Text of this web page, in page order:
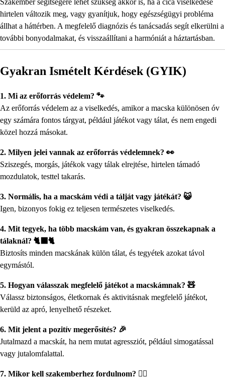
Szakember segítségére lehet szükség akkor is, ha a cica viselkedése
hirtelen változik meg, vagy gyanítjuk, hogy egészségügyi probléma
állhat a háttérben. A megfelelő diagnózis és tanácsadás segít elkerülni a
további bonyodalmakat, és visszaállítani a harmóniát a háztartásban.
Gyakran Ismételt Kérdések (GYIK)
1. Mi az erőforrás védelem? 🐾
Az erőforrás védelem az a viselkedés, amikor a macska különösen óv
egy számára fontos tárgyat, például játékot vagy tálat, és nem engedi
közel hozzá másokat.
2. Milyen jelei vannak az erőforrás védelemnek? 👀
Sziszegés, morgás, játékok vagy tálak elrejtése, hirtelen támadó
mozdulatok, testtel takarás.
3. Normális, ha a macskám védi a tálját vagy játékát? 😺
Igen, bizonyos fokig ez teljesen természetes viselkedés.
4. Mit tegyek, ha több macskám van, és gyakran összekapnak a
tálaknál? 🐈‍⬛🐈
Biztosíts minden macskának külön tálat, és tegyétek azokat távol
egymástól.
5. Hogyan válasszak megfelelő játékot a macskámnak? 🧸
Válassz biztonságos, életkornak és aktivitásnak megfelelő játékot,
kerüld az apró, lenyelhető részeket.
6. Mit jelent a pozitív megerősítés? 🎉
Jutalmazd a macskát, ha nem mutat agressziót, például simogatással
vagy jutalomfalattal.
7. Mikor kell szakemberhez fordulnom? 👩‍⚕️